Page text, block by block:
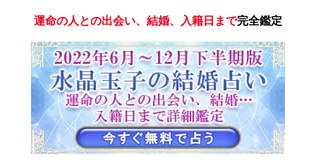
運命の人との出会い、結婚、入籍日まで完全鑑定